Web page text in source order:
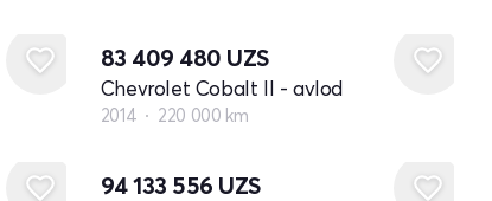
83 409 480 UZS
Chevrolet Cobalt II - avlod
2014 220 000 km
94 133 556 UZS